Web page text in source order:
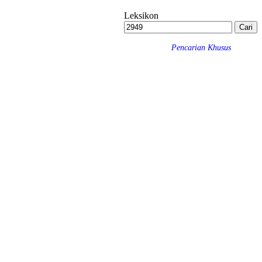
Leksikon
Pencarian Khusus